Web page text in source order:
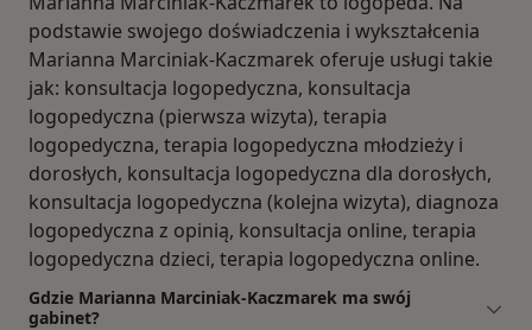
podstawie swojego doświadczenia i wykształcenia
Marianna Marciniak-Kaczmarek oferuje usługi takie
jak: konsultacja logopedyczna, konsultacja
logopedyczna (pierwsza wizyta), terapia
logopedyczna, terapia logopedyczna młodzieży i
dorosłych, konsultacja logopedyczna dla dorosłych,
konsultacja logopedyczna (kolejna wizyta), diagnoza
logopedyczna z opinią, konsultacja online, terapia
logopedyczna dzieci, terapia logopedyczna online.
Gdzie Marianna Marciniak-Kaczmarek ma swój
gabinet?